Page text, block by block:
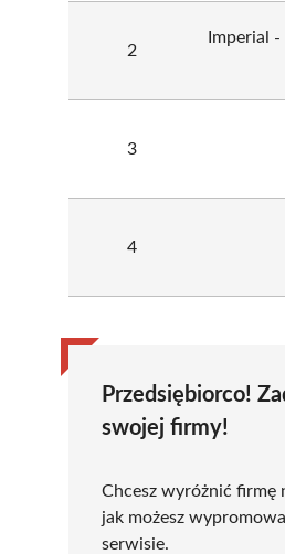
2
Imperial
3
4
Przedsiębiorco!
swojej firmy!
Chcesz wyróżnić firmę
jak możesz
serwisie.